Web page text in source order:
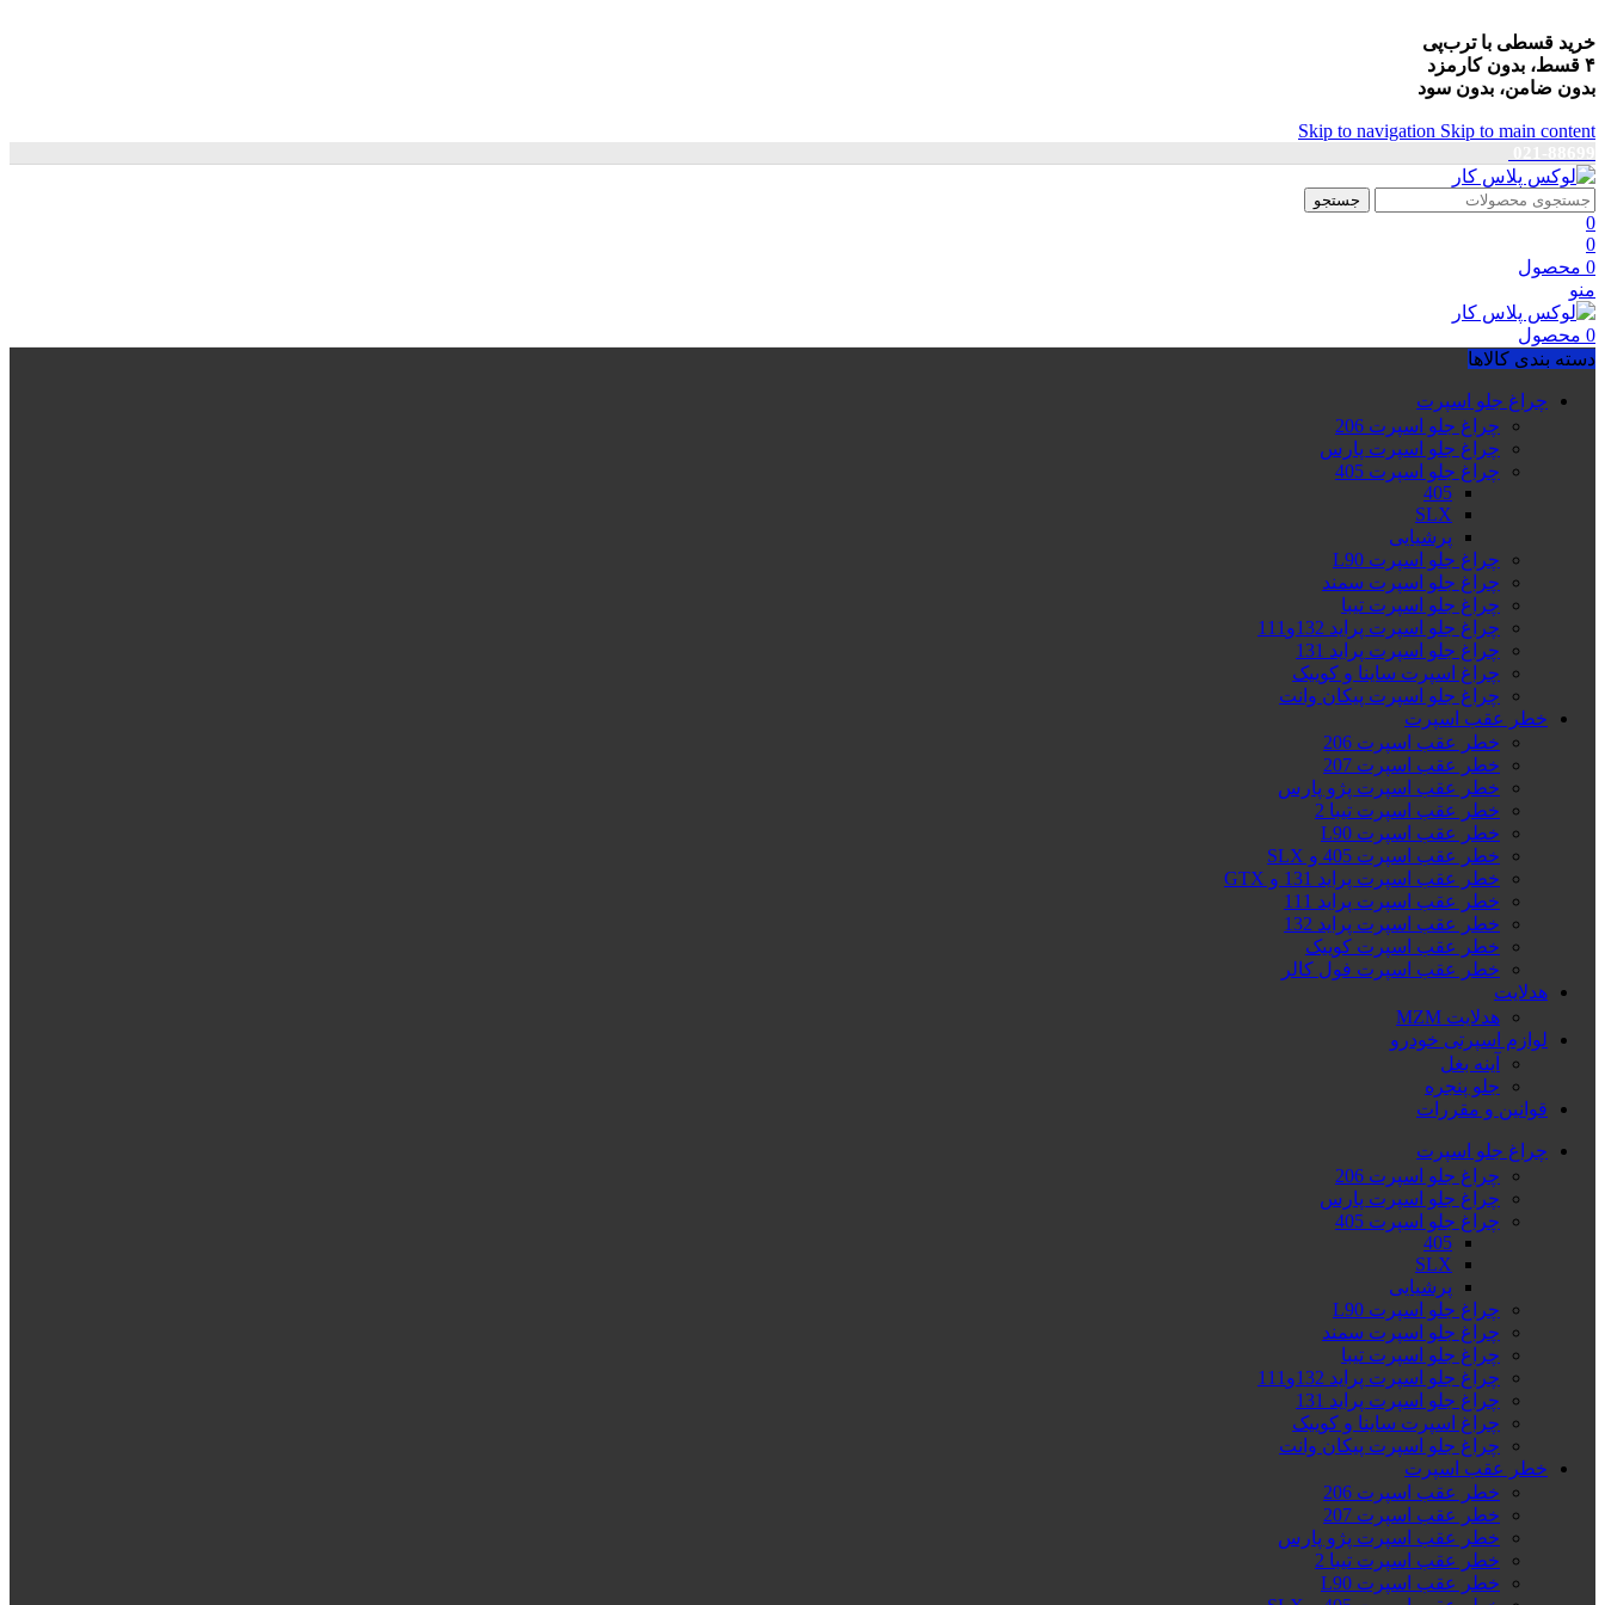
خرید قسطی با ترب‌پی
۴ قسط، بدون کارمزد
بدون ضامن، بدون سود
Skip to navigation Skip to main content
جستجو
0
0
0 محصول
منو
0 محصول
دسته بندی کالاها
چراغ جلو اسپرت
چراغ جلو اسپرت 206
چراغ جلو اسپرت پارس
چراغ جلو اسپرت 405
405
SLX
پرشیایی
چراغ جلو اسپرت L90
چراغ جلو اسپرت سمند
چراغ جلو اسپرت تیبا
چراغ جلو اسپرت پراید 132و111
چراغ جلو اسپرت پراید 131
چراغ اسپرت ساینا و کوییک
چراغ جلو اسپرت پیکان وانت
خطر عقب اسپرت
خطر عقب اسپرت 206
خطر عقب اسپرت 207
خطر عقب اسپرت پژو پارس
خطر عقب اسپرت تیبا 2
خطر عقب اسپرت L90
خطر عقب اسپرت 405 و SLX
خطر عقب اسپرت پراید 131 و GTX
خطر عقب اسپرت پراید 111
خطر عقب اسپرت پراید 132
خطر عقب اسپرت کوییک
خطر عقب اسپرت فول کالر
هدلایت
هدلایت MZM
لوازم اسپرتی خودرو
آینه بغل
جلو پنجره
قوانین و مقررات
چراغ جلو اسپرت
چراغ جلو اسپرت 206
چراغ جلو اسپرت پارس
چراغ جلو اسپرت 405
405
SLX
پرشیایی
چراغ جلو اسپرت L90
چراغ جلو اسپرت سمند
چراغ جلو اسپرت تیبا
چراغ جلو اسپرت پراید 132و111
چراغ جلو اسپرت پراید 131
چراغ اسپرت ساینا و کوییک
چراغ جلو اسپرت پیکان وانت
خطر عقب اسپرت
خطر عقب اسپرت 206
خطر عقب اسپرت 207
خطر عقب اسپرت پژو پارس
خطر عقب اسپرت تیبا 2
خطر عقب اسپرت L90